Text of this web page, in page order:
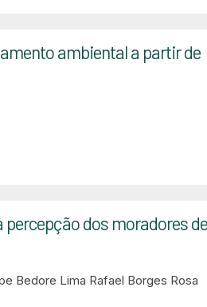
ambiental a partir de
dos moradores
Bedore Lima Rafael Borges Rosa